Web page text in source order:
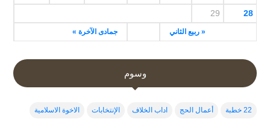
« ربيع الثاني جمادى الآخرة »
28
29
وسوم
22 خطبة أعمال الحج اداب الخلاف الإنتخابات الاخوة الاسلامية